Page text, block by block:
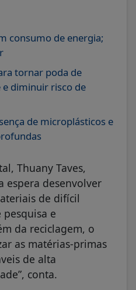
consumo de energia;
tornar poda de
diminuir risco de
de microplásticos e
Thuany Taves,
espera desenvolver
de difícil
e
da reciclagem, o
as matérias-primas
de alta
conta.